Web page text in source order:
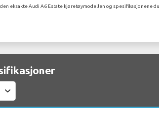
eksakte Audi A6 Estate kjøretøymodellen og spesifikasjonene